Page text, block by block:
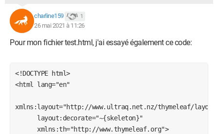
charline159 1
26 mai 2021 à 11:26
Pour mon fichier test.html, j'ai essayé également ce code:
<!DOCTYPE html>
<html lang="en"
xmlns:layout="http://www.ultraq.net.nz/thymeleaf/